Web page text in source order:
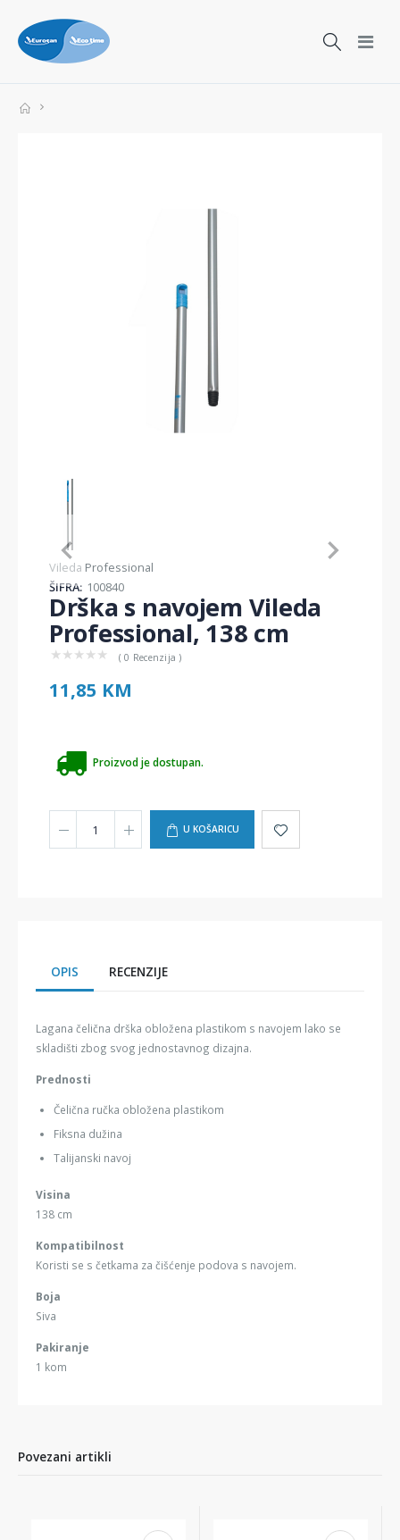
Item
1
of
1
Vileda Professional
ŠIFRA: 100840
Drška s navojem Vileda
Professional, 138 cm
★ ★ ★ ★ ★ ( 0 Recenzija )
11,85 KM
Proizvod je dostupan.
U KOŠARICU
OPIS RECENZIJE
Lagana čelična drška obložena plastikom s navojem lako se
skladišti zbog svog jednostavnog dizajna.
Prednosti
Čelična ručka obložena plastikom
Fiksna dužina
Talijanski navoj
Visina
138 cm
Kompatibilnost
Koristi se s četkama za čišćenje podova s navojem.
Boja
Siva
Pakiranje
1 kom
Povezani artikli